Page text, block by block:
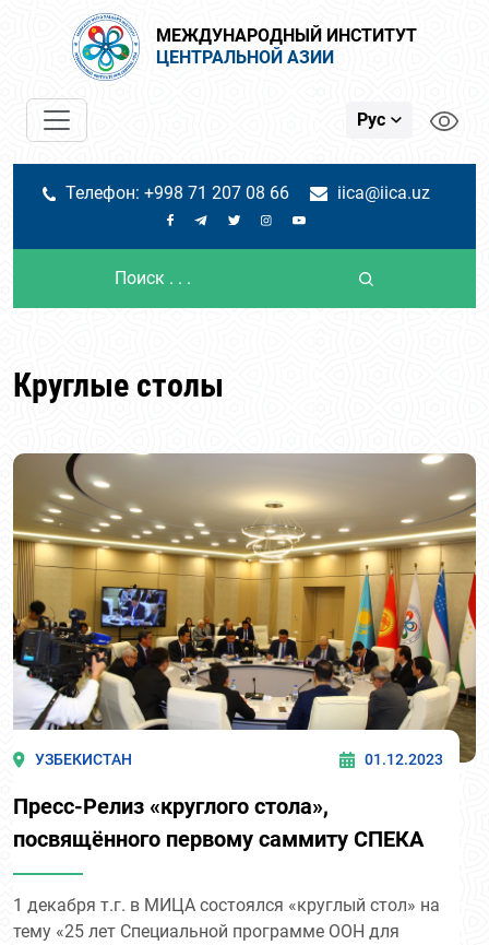
МЕЖДУНАРОДНЫЙ ИНСТИТУТ
ЦЕНТРАЛЬНОЙ АЗИИ
Рус
Телефон: +998 71 207 08 66 iica@iica.uz
Круглые столы
УЗБЕКИСТАН 01.12.2023
Пресс-Релиз «круглого стола»,
посвящённого первому саммиту СПЕКА
1 декабря т.г. в МИЦА состоялся «круглый стол» на
тему «25 лет Специальной программе ООН для